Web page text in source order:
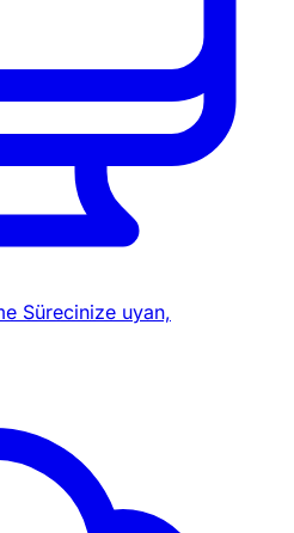
Sürecinize uyan,